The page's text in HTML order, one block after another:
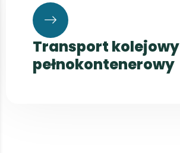
Transport kolejowy
pełnokontenerowy